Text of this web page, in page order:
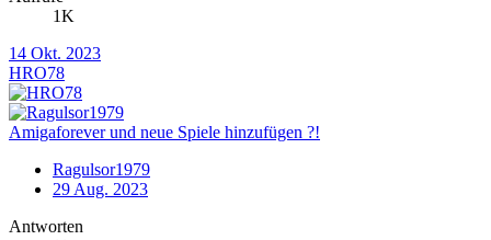
1K
14 Okt. 2023
HRO78
Amigaforever und neue Spiele hinzufügen ?!
Ragulsor1979
29 Aug. 2023
Antworten